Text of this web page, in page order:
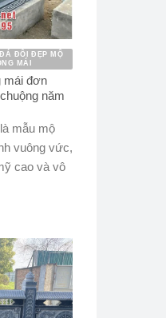
ĐÔI ĐẸP MỘ
MÁI
mái đơn
năm
mẫu mộ
vuông vức,
cao và vô